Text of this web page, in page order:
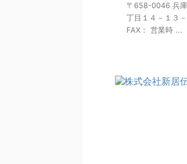
〒658-0046 兵
丁目１４－１３
FAX： 営業時 ...